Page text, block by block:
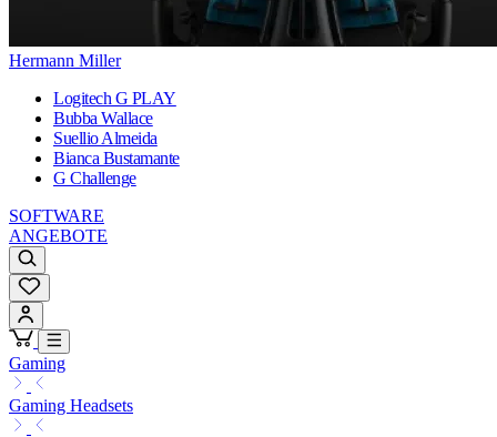
Hermann Miller
Logitech G PLAY
Bubba Wallace
Suellio Almeida
Bianca Bustamante
G Challenge
SOFTWARE
ANGEBOTE
Gaming
Gaming Headsets